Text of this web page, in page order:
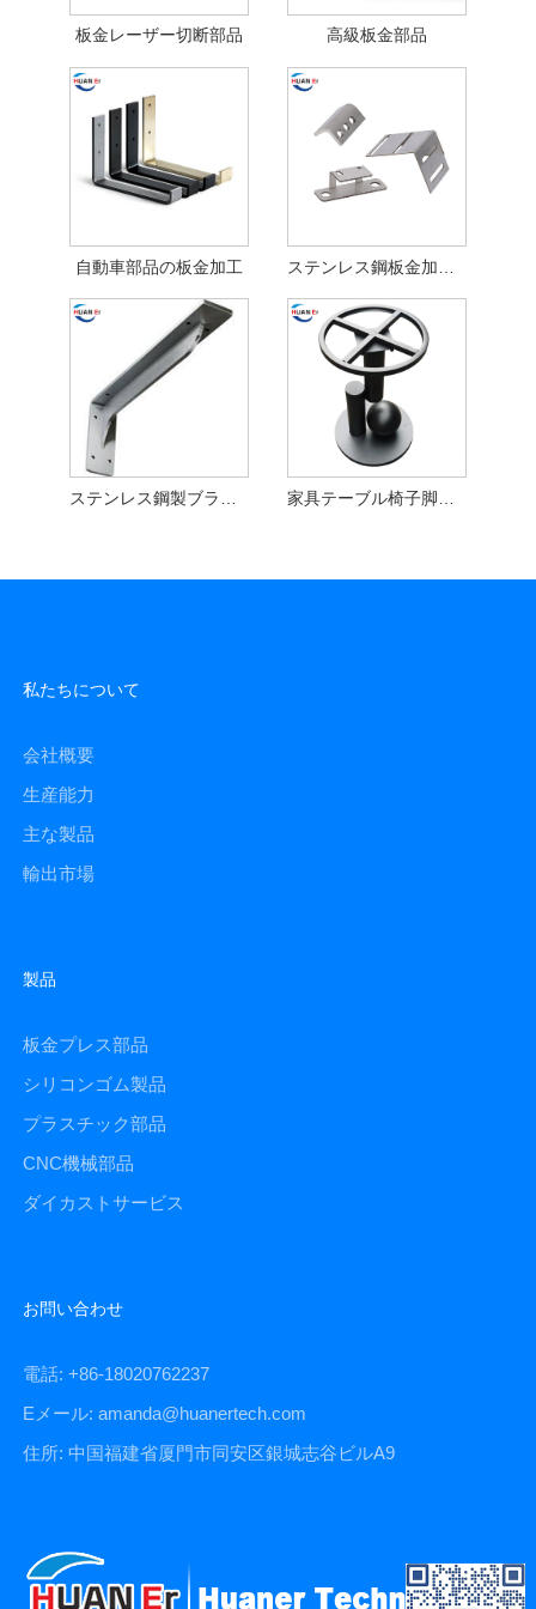
板金レーザー切断部品 高級板金部品
自動車部品の板金加工
私たちについて
会社概要
生産能力
主な製品
輸出市場
製品
板金プレス部品
シリコンゴム製品
プラスチック部品
CNC機械部品
ダイカストサービス
お問い合わせ
電話: +86-18020762237
Eメール: amanda@huanertech.com
住所: 中国福建省厦門市同安区銀城志谷ビルA9